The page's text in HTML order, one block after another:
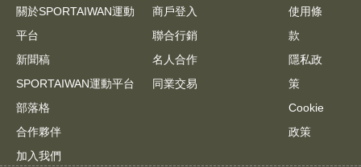
關於SPORTAIWAN運動
平台
新聞稿
SPORTAIWAN運動平台
部落格
合作夥伴
加入我們
商戶登入
聯合行銷
名人合作
同業交易
使用條
款
隱私政
策
Cookie
政策